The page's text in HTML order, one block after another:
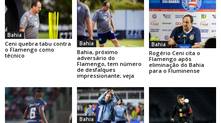
Bahia
Ceni quebra tabu contra
o Flamengo como
técnico
Bahia
Bahia, próximo
adversário do
Flamengo, tem número
de desfalques
impressionante; veja
Bahia
Rogério Ceni cita o
Flamengo após
eliminação do Bahia
para o Fluminense
Bahia